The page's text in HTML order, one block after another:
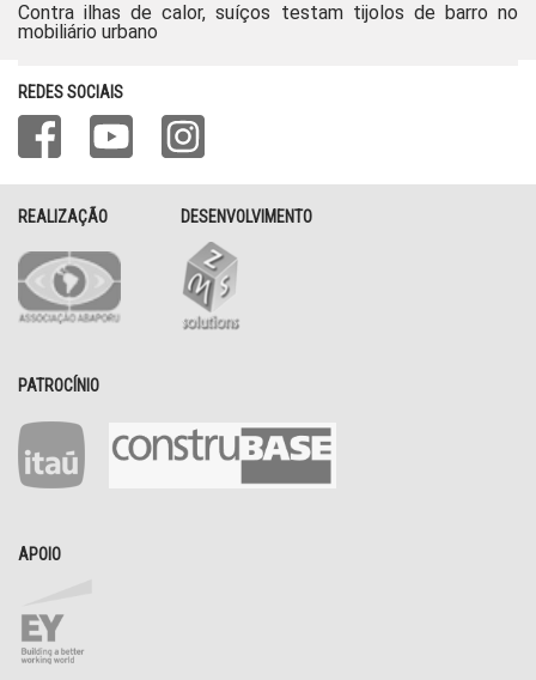
Contra ilhas de calor, suíços testam tijolos de barro no
mobiliário urbano
REDES SOCIAIS
REALIZAÇÃO DESENVOLVIMENTO
PATROCÍNIO
APOIO